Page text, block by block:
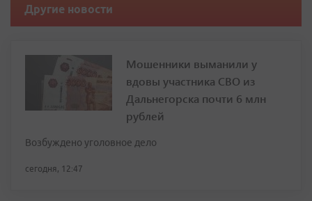
Другие новости
Мошенники выманили у
вдовы участника СВО из
Дальнегорска почти 6 млн
рублей
Возбуждено уголовное дело
сегодня, 12:47